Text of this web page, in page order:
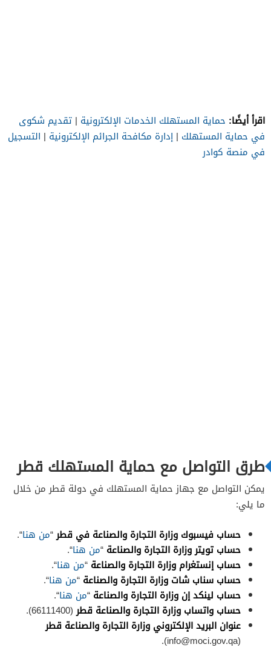
اقرأ أيضًا: حماية المستهلك الخدمات الإلكترونية | تقديم شكوى
في حماية المستهلك | إدارة مكافحة الجرائم الإلكترونية | التسجيل
في منصة كوادر
طرق التواصل مع حماية المستهلك قطر
يمكن التواصل مع جهاز حماية المستهلك في دولة قطر من خلال
ما يلي:
حساب فيسبوك وزارة التجارة والصناعة في قطر“من هنا“.
حساب تويتر وزارة التجارة والصناعة “من هنا“.
حساب إنستغرام وزارة التجارة والصناعة “من هنا“.
حساب سناب شات وزارة التجارة والصناعة “من هنا“.
حساب لينكد إن وزارة التجارة والصناعة “من هنا“.
حساب واتساب وزارة التجارة والصناعة قطر(66111400).
عنوان البريد الإلكتروني وزارة التجارة والصناعة قطر
(
info@moci.gov.qa
).